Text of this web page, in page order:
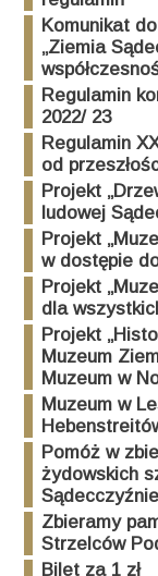
Komunikat
„Ziemia
Regulamin
2022/ 23
Regulamin
od
Projekt
ludowej
Projekt
w dostępie
Projekt
dla
Projekt
Muzeum
Muzeum w
Muzeum w
Pomóż w
żydowskich
Sądecczyźnie
Zbieramy
Strzelców
Bilet za 1 zł